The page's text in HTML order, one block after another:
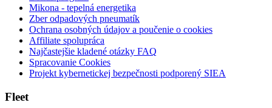
Mikona - tepelná energetika
Zber odpadových pneumatík
Ochrana osobných údajov a poučenie o cookies
Affiliate spolupráca
Najčastejšie kladené otázky FAQ
Spracovanie Cookies
Projekt kybernetickej bezpečnosti podporený SIEA
Fleet